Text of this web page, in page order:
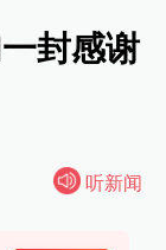
封感谢
听新闻